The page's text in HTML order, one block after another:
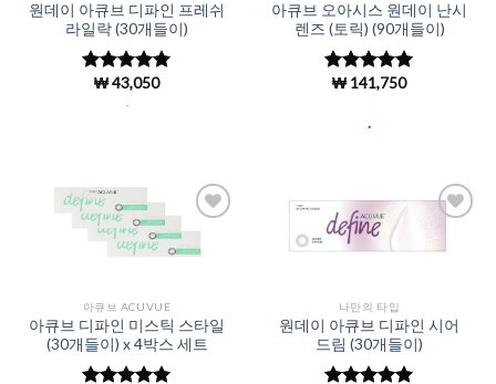
원데이 아큐브 디파인 프레쉬
라일락 (30개들이)
5 중에서
로 평
₩43,050
아큐브 오아시스 원데이 난시
렌즈 (토릭) (90개들이)
5 중에서
₩141,750
.
Add to
Wishlist
아큐브 ACUVUE
아큐브 디파인 미스틱 스타일
(30개들이) x 4박스 세트
Wishlist
나만의 타입
원데이 아큐브 디파인 시어
드림 (30개들이)